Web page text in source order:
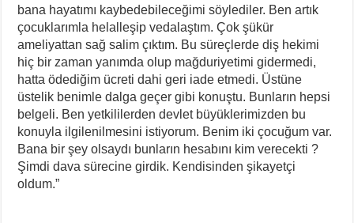
bana hayatımı kaybedebileceğimi söylediler. Ben artık
çocuklarımla helalleşip vedalaştım. Çok şükür
ameliyattan sağ salim çıktım. Bu süreçlerde diş hekimi
hiç bir zaman yanımda olup mağduriyetimi gidermedi,
hatta ödediğim ücreti dahi geri iade etmedi. Üstüne
üstelik benimle dalga geçer gibi konuştu. Bunların hepsi
belgeli. Ben yetkililerden devlet büyüklerimizden bu
konuyla ilgilenilmesini istiyorum. Benim iki çocuğum var.
Bana bir şey olsaydı bunların hesabını kim verecekti ?
Şimdi dava sürecine girdik. Kendisinden şikayetçi
oldum.”